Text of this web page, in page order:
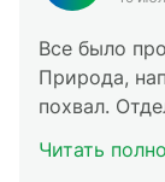
Все было
Природа,
похвал.
оставлю
Читать